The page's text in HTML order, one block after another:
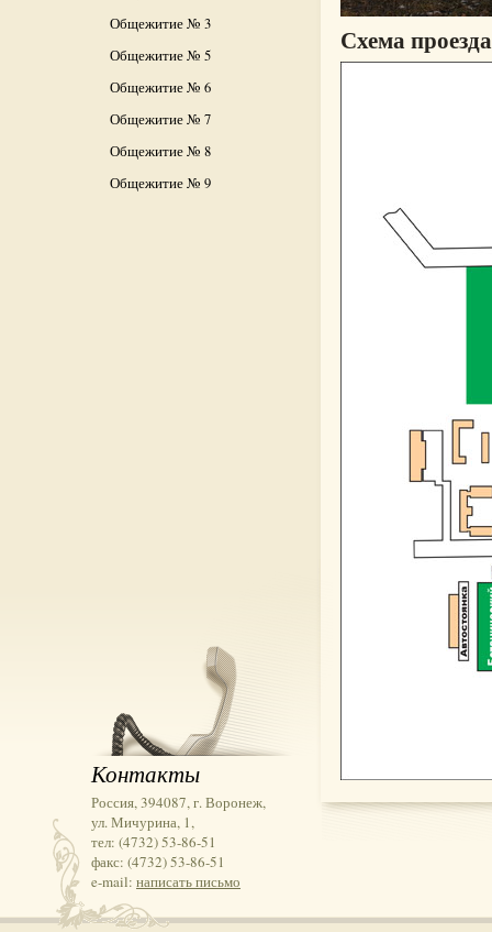
Общежитие № 3
Общежитие № 5
Общежитие № 6
Общежитие № 7
Общежитие № 8
Общежитие № 9
Схема проезда
Контакты
Россия, 394087, г. Воронеж,
ул. Мичурина, 1,
тел: (4732) 53-86-51
факс: (4732) 53-86-51
e-mail: написать письмо